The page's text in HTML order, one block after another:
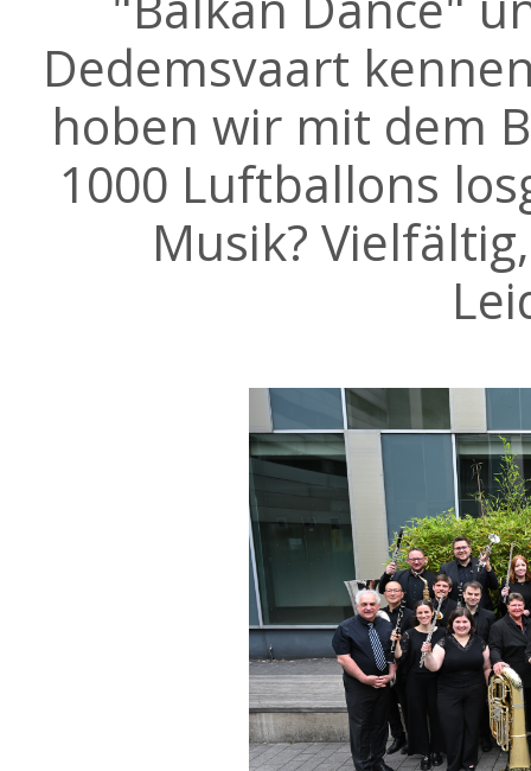
Dedemsvaart
hoben wir mit dem
1000 Luftballons
Musik?